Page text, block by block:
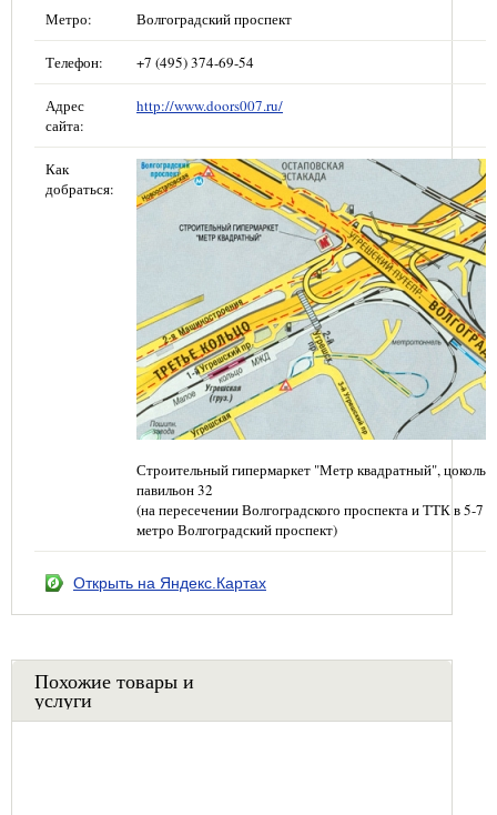
Метро: Волгоградский проспект
Телефон: +7 (495) 374-69-54
Адрес
сайта:
http://www.doors007.ru/
Как
добраться:
Строительный гипермаркет "Метр квадратный",
павильон 32
(на пересечении Волгоградского проспекта и ТТК в 5-7
метро Волгоградский проспект)
Открыть на Яндекс.Картах
Похожие товары и
услуги